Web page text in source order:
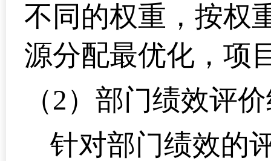
不同的权重，按权
源分配最优化，项
（2） 部门绩效评
针对部门绩效的